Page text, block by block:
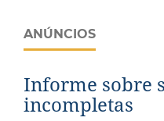
ANÚNCIOS
Informe sobre
incompletas